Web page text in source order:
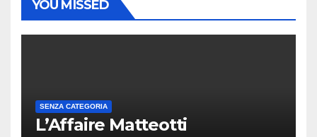
YOU MISSED
SENZA CATEGORIA
L’Affaire Matteotti